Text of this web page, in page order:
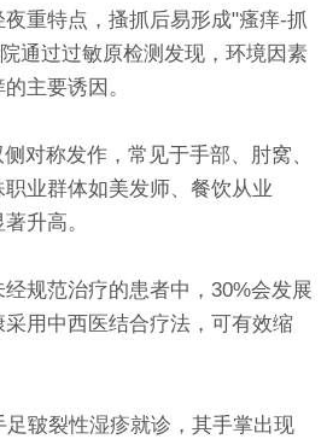
重特点，搔抓后易形成"瘙痒-抓
通过过敏原检测发现，环境因素
主要诱因。
称发作，常见于手部、肘窝、
业群体如美发师、餐饮从业
升高。
范治疗的患者中，30%会发展
用中西医结合疗法，可有效缩
皲裂性湿疹就诊，其手掌出现